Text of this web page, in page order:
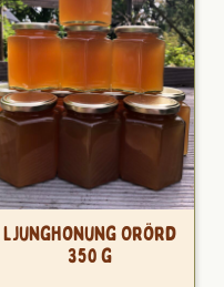
Ljunghonung Orörd
350 g